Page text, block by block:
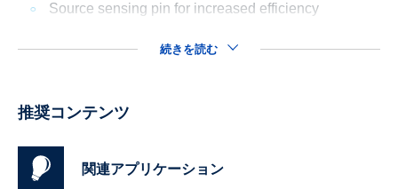
Source sensing pin for increased efficiency
続きを読む
推奨コンテンツ
関連アプリケーション